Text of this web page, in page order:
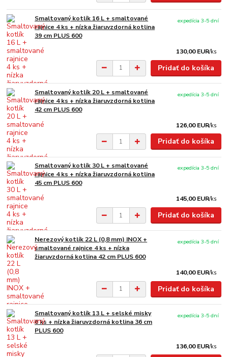
Smaltovaný kotlík 16 L + smaltované
rajnice 4 ks + nízka žiaruvzdorná kotlina
39 cm PLUS 600
130,00 EUR/ks
expedícia 3-5 dní
Pridať do košíka
Smaltovaný kotlík 20 L + smaltované
rajnice 4 ks + nízka žiaruvzdorná kotlina
42 cm PLUS 600
126,00 EUR/ks
expedícia 3-5 dní
Pridať do košíka
Smaltovaný kotlík 30 L + smaltované
rajnice 4 ks + nízka žiaruvzdorná kotlina
45 cm PLUS 600
145,00 EUR/ks
expedícia 3-5 dní
Pridať do košíka
Nerezový kotlík 22 L (0,8 mm) INOX +
smaltované rajnice 4 ks + nízka
žiaruvzdorná kotlina 42 cm PLUS 600
140,00 EUR/ks
expedícia 3-5 dní
Pridať do košíka
Smaltovaný kotlík 13 L + selské misky
6 ks + nízka žiaruvzdorná kotlina 36 cm
PLUS 600
136,00 EUR/ks
expedícia 3-5 dní